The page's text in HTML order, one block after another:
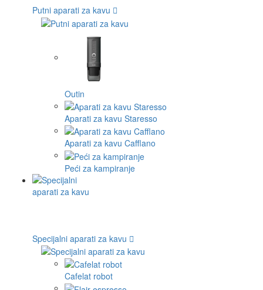
Putni aparati za kavu
Outin
Aparati za kavu Staresso
Aparati za kavu Cafflano
Peći za kampiranje
Specijalni aparati za kavu
Cafelat robot